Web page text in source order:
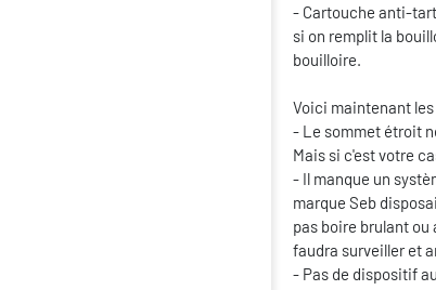
- Cartouche anti-
si on remplit la
bouilloire.
Voici maintenant
- Le sommet étroit
Mais si c'est votre
- Il manque un
marque Seb
pas boire brulant
faudra surveiller et
- Pas de dispositif